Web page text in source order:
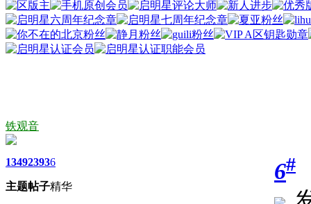
铁观音
1349
主题
2393
帖子
6
精华
6#